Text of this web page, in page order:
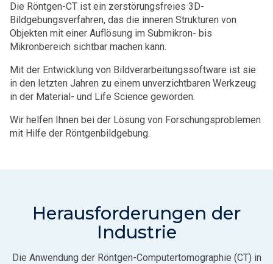
Die Röntgen-CT ist ein zerstörungsfreies 3D-
Bildgebungsverfahren, das die inneren Strukturen von
Objekten mit einer Auflösung im Submikron- bis
Mikronbereich sichtbar machen kann.
Mit der Entwicklung von Bildverarbeitungssoftware ist sie
in den letzten Jahren zu einem unverzichtbaren Werkzeug
in der Material- und Life Science geworden.
Wir helfen Ihnen bei der Lösung von Forschungsproblemen
mit Hilfe der Röntgenbildgebung.
Herausforderungen der
Industrie
Die Anwendung der Röntgen-Computertomographie (CT) in